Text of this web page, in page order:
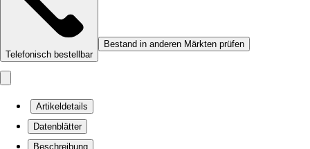
Telefonisch bestellbar
Bestand in anderen Märkten prüfen
Artikeldetails
Datenblätter
Beschreibung